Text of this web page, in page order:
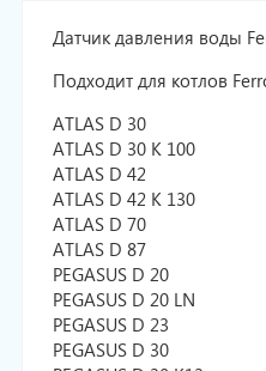
Датчик давления воды
Подходит для котлов
ATLAS D 30
ATLAS D 30 K 100
ATLAS D 42
ATLAS D 42 K 130
ATLAS D 70
ATLAS D 87
PEGASUS D 20
PEGASUS D 20 LN
PEGASUS D 23
PEGASUS D 30